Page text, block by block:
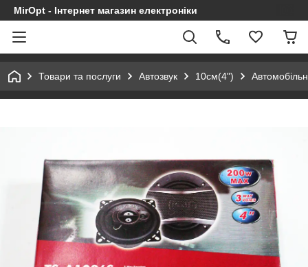
MirOpt - Інтернет магазин електроніки
Товари та послуги Автозвук 10см(4")